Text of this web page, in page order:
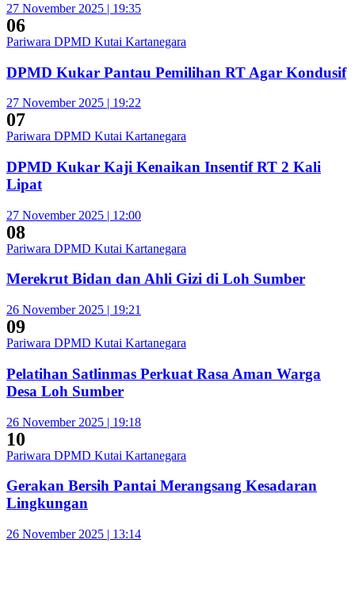
27 November 2025 | 19:35
06
Pariwara DPMD Kutai Kartanegara
DPMD Kukar Pantau Pemilihan RT Agar Kondusif
27 November 2025 | 19:22
07
Pariwara DPMD Kutai Kartanegara
DPMD Kukar Kaji Kenaikan Insentif RT 2 Kali
Lipat
27 November 2025 | 12:00
08
Pariwara DPMD Kutai Kartanegara
Merekrut Bidan dan Ahli Gizi di Loh Sumber
26 November 2025 | 19:21
09
Pariwara DPMD Kutai Kartanegara
Pelatihan Satlinmas Perkuat Rasa Aman Warga
Desa Loh Sumber
26 November 2025 | 19:18
10
Pariwara DPMD Kutai Kartanegara
Gerakan Bersih Pantai Merangsang Kesadaran
Lingkungan
26 November 2025 | 13:14